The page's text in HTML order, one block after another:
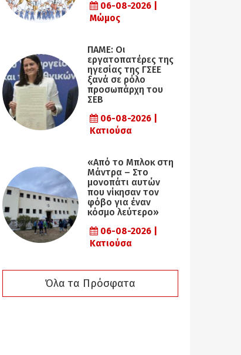
06-08-2026 |
Μώμος
ΠΑΜΕ: Οι
εργατοπατέρες της
ηγεσίας της ΓΣΕΕ
ξανά σε ρόλο
προσωπάρχη του
ΣΕΒ
06-08-2026 |
Κατιούσα
«Από το Μπλοκ στη
Μάντρα – Στο
μονοπάτι αυτών
που νίκησαν τον
φόβο για έναν
κόσμο λεύτερο»
06-08-2026 |
Κατιούσα
Όλα τα Πρόσφατα